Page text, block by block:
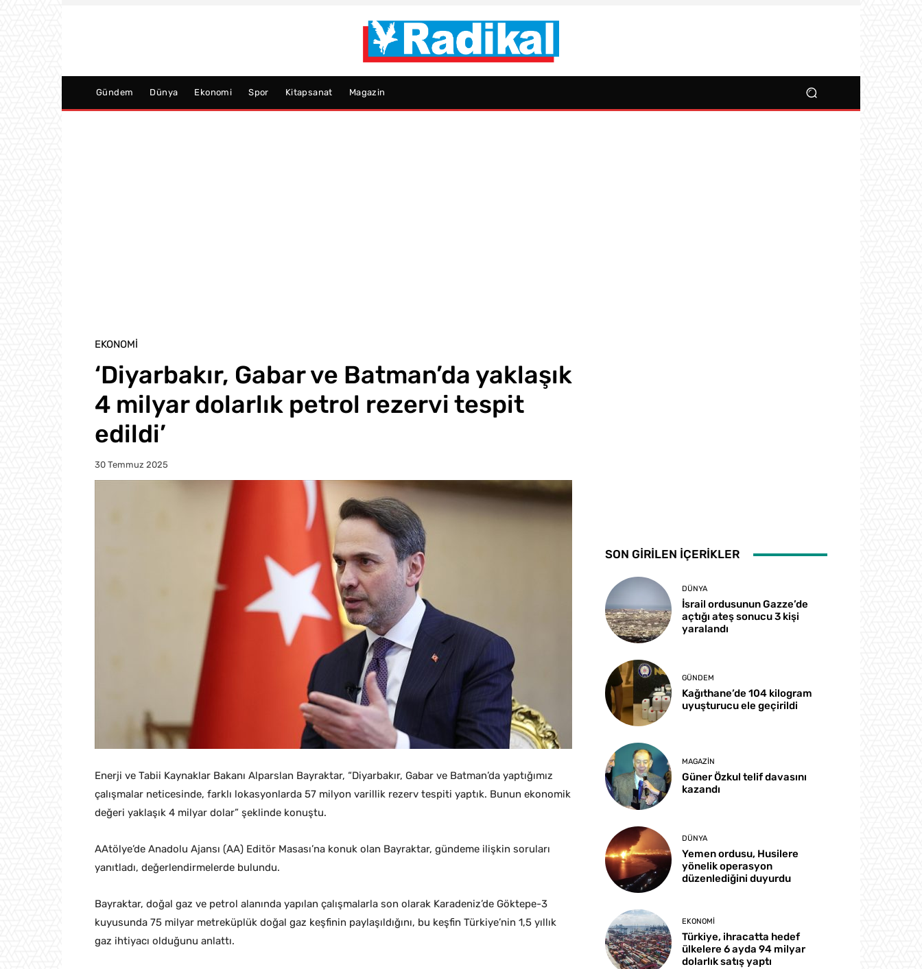
Gündem Dünya Ekonomi Spor Kitapsanat Magazin
EKONOMI
‘Diyarbakır, Gabar ve Batman’da yaklaşık
4 milyar dolarlık petrol rezervi tespit
edildi’
30 Temmuz 2025
Enerji ve Tabii Kaynaklar Bakanı Alparslan Bayraktar, “Diyarbakır, Gabar ve Batman’da yaptığımız
çalışmalar neticesinde, farklı lokasyonlarda 57 milyon varillik rezerv tespiti yaptık. Bunun ekonomik
değeri yaklaşık 4 milyar dolar” şeklinde konuştu.
AAtölye’de Anadolu Ajansı (AA) Editör Masası’na konuk olan Bayraktar, gündeme ilişkin soruları
yanıtladı, değerlendirmelerde bulundu.
Bayraktar, doğal gaz ve petrol alanında yapılan çalışmalarla son olarak Karadeniz’de Göktepe-3
kuyusunda 75 milyar metreküplük doğal gaz keşfinin paylaşıldığını, bu keşfin Türkiye’nin 1,5 yıllık
gaz ihtiyacı olduğunu anlattı.
SON GİRİLEN İÇERİKLER
DÜNYA
İsrail ordusunun Gazze’de
açtığı ateş sonucu 3 kişi
yaralandı
GÜNDEM
Kağıthane’de 104 kilogram
uyuşturucu ele geçirildi
MAGAZIN
Güner Özkul telif davasını
kazandı
DÜNYA
Yemen ordusu, Husilere
yönelik operasyon
düzenlediğini duyurdu
EKONOMI
Türkiye, ihracatta hedef
ülkelere 6 ayda 94 milyar
dolarlık satış yaptı